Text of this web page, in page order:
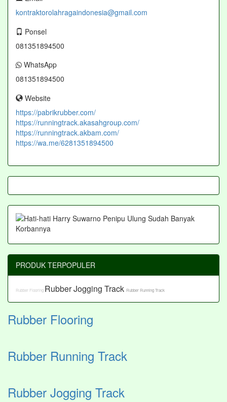
kontraktorolahragaindonesia@gmail.com
Ponsel
081351894500
WhatsApp
081351894500
Website
https://pabrikrubber.com/
https://runningtrack.akasahgroup.com/
https://runningtrack.akbam.com/
https://wa.me/6281351894500
PRODUK TERPOPULER
Rubber Flooring Rubber Jogging Track Rubber Running Track
Rubber Flooring
Rubber Running Track
Rubber Jogging Track